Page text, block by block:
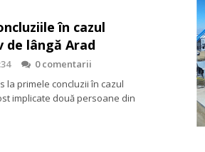
în cazul
de lângă Arad
0 comentarii
la primele concluzii în cazul
implicate două persoane din